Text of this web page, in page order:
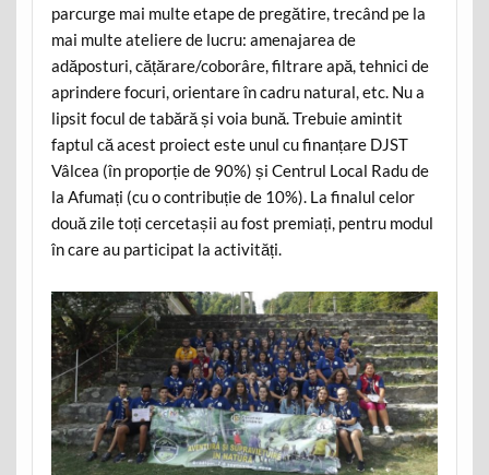
parcurge mai multe etape de pregătire, trecând pe la
mai multe ateliere de lucru: amenajarea de
adăposturi, cățărare/coborâre, filtrare apă, tehnici de
aprindere focuri, orientare în cadru natural, etc. Nu a
lipsit focul de tabără și voia bună. Trebuie amintit
faptul că acest proiect este unul cu finanțare DJST
Vâlcea (în proporție de 90%) și Centrul Local Radu de
la Afumați (cu o contribuție de 10%). La finalul celor
două zile toți cercetașii au fost premiați, pentru modul
în care au participat la activități.